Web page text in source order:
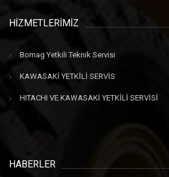
HİZMETLERİMİZ
Bomag Yetkili Teknik Servisi
KAWASAKİ YETKİLİ SERVİS
HITACHI VE KAWASAKİ YETKİLİ SERVİSİ
HABERLER